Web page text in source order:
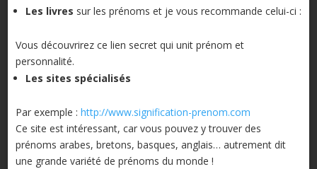
Les livres sur les prénoms et je vous recommande celui-ci :
Vous découvrirez ce lien secret qui unit prénom et
personnalité.
Les sites spécialisés
Par exemple : http://www.signification-prenom.com
Ce site est intéressant, car vous pouvez y trouver des
prénoms arabes, bretons, basques, anglais… autrement dit
une grande variété de prénoms du monde !